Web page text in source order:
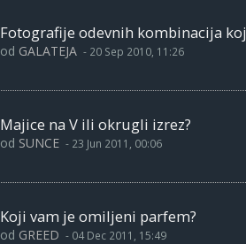
Fotografije odevnih kombinacija
od GALATEJA - 20 Sep 2010, 11:26
Majice na V ili okrugli izrez?
od SUNCE - 23 Jun 2011, 00:06
Koji vam je omiljeni parfem?
od GREED - 04 Dec 2011, 15:49